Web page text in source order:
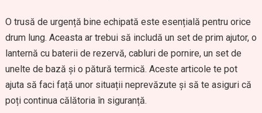
O trusă de urgență bine echipată este esențială pentru orice
drum lung. Aceasta ar trebui să includă un set de prim ajutor, o
lanternă cu baterii de rezervă, cabluri de pornire, un set de
unelte de bază și o pătură termică. Aceste articole te pot
ajuta să faci față unor situații neprevăzute și să te asiguri că
poți continua călătoria în siguranță.